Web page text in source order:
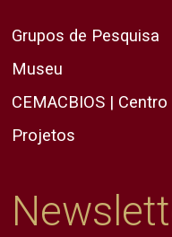
Grupos de Pesquisa
Museu
CEMACBIOS |
Projetos